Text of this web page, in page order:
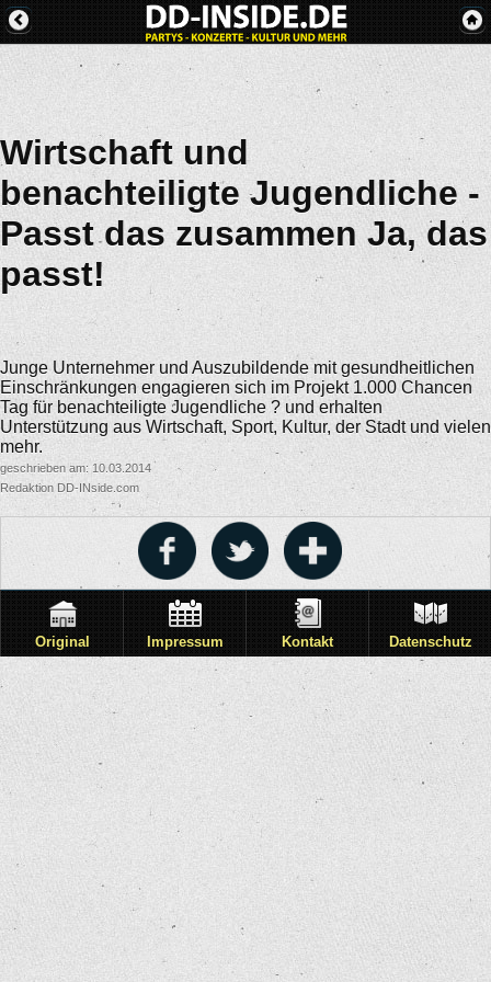
Wirtschaft und
benachteiligte Jugendliche -
Passt das zusammen Ja, das
passt!
Junge Unternehmer und Auszubildende mit gesundheitlichen
Einschränkungen engagieren sich im Projekt 1.000 Chancen
Tag für benachteiligte Jugendliche ? und erhalten
Unterstützung aus Wirtschaft, Sport, Kultur, der Stadt und vielen
mehr.
geschrieben am: 10.03.2014
Redaktion DD-INside.com
Original Impressum Kontakt Datenschutz